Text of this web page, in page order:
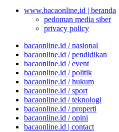
www.bacaonline.id | beranda
pedoman media siber
privacy policy
bacaonline.id / nasional
bacaonline.id / pendidikan
bacaonline.id / event
bacaonline.id / politik
bacaonline.id / hukum
bacaonline.id / sport
bacaonline.id / teknologi
bacaonline.id / properti
bacaonline.id / opini
bacaonline.id | contact